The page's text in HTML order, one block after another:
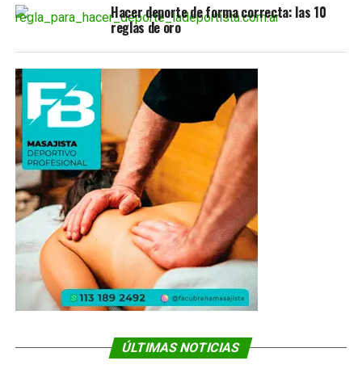
Hacer deporte de forma correcta: las 10
reglas de oro
ÚLTIMAS NOTICIAS